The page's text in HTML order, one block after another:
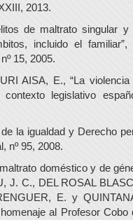
2013.
de maltrato singular y
incluido el familiar”,
15, 2005.
AISA, E., “La violencia
legislativo
la igualdad y Derecho
nº 95, 2008.
doméstico y de
J. C., DEL ROSAL
E. y
al Profesor Cobo